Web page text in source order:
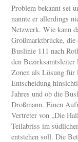
Problem bekannt sei
nannte er allerdings
Netzwerk. Wie kann
Großmarktbrücke,
Buslinie 111 nach
den Bezirksamtsleiter
Zonen als Lösung für
Entscheidung
Jahres und ob die
Droßmann. Einen
Vertreter von „Die
Teilabriss im
entstehen soll. Die